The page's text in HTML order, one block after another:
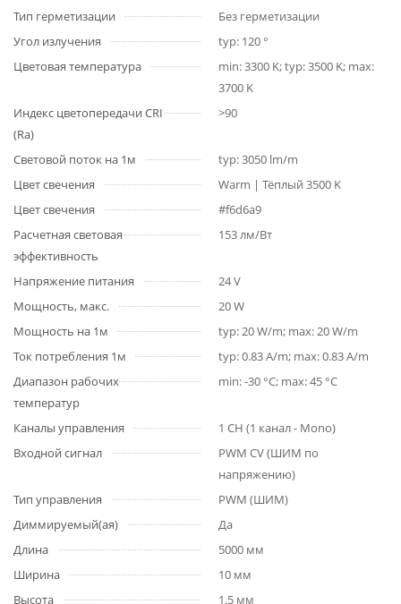
Тип герметизации
Без герметизации
Угол излучения
typ: 120 °
Цветовая температура
min: 3300 K; typ: 3500 K; max:
3700 K
Индекс цветопередачи CRI
(Ra)
>90
Световой поток на 1м
typ: 3050 lm/m
Цвет свечения
Warm | Тёплый 3500 K
Цвет свечения
#f6d6a9
Расчетная световая
эффективность
153 лм/Вт
Напряжение питания
24 V
Мощность, макс.
20 W
Мощность на 1м
typ: 20 W/m; max: 20 W/m
Ток потребления 1м
typ: 0.83 A/m; max: 0.83 A/m
Диапазон рабочих
температур
min: -30 °C; max: 45 °C
Каналы управления
1 CH (1 канал - Mono)
Входной сигнал
PWM СV (ШИМ по
напряжению)
Тип управления
PWM (ШИМ)
Диммируемый(ая)
Да
Длина
5000 мм
Ширина
10 мм
Высота
1.5 мм